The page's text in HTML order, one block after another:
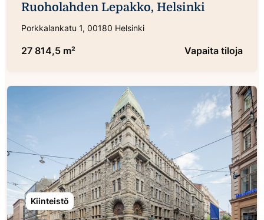
Ruoholahden Lepakko, Helsinki
Porkkalankatu 1, 00180 Helsinki
27 814,5 m² Vapaita tiloja
Kiinteistö